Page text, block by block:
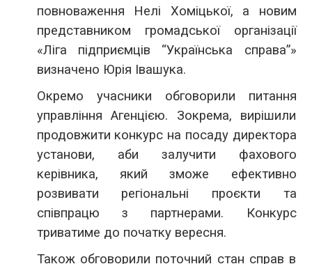
повноваження Нелі Хоміцької, а новим
представником громадської організації
«Ліга підприємців “Українська справа”»
визначено Юрія Івашука.
Окремо учасники обговорили питання
управління Агенцією. Зокрема, вирішили
продовжити конкурс на посаду директора
установи, аби залучити фахового
керівника, який зможе ефективно
розвивати регіональні проєкти та
співпрацю з партнерами. Конкурс
триватиме до початку вересня.
Також обговорили поточний стан справ в